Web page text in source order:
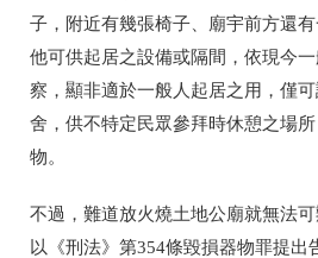
子，附近有幾張椅子、廟宇前方還
他可供起居之設備或隔間，依現今
察，顯非適於一般人起居之用，僅
舍，供不特定民眾參拜時休憩之場
物。
不過，難道放火燒土地公廟就無法
以《刑法》第354條毀損器物罪提出